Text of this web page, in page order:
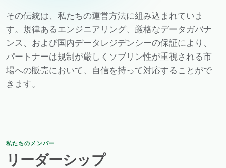
その伝統は、私たちの運営方法に組み込まれていま
す。規律あるエンジニアリング、厳格なデータガバナ
ンス、および国内データレジデンシーの保証により、
パートナーは規制が厳しくソブリン性が重視される市
場への販売において、自信を持って対応することがで
きます。
私たちのメンバー
リーダーシップ